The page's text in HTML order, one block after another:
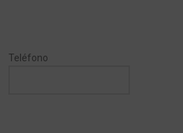
Teléfono